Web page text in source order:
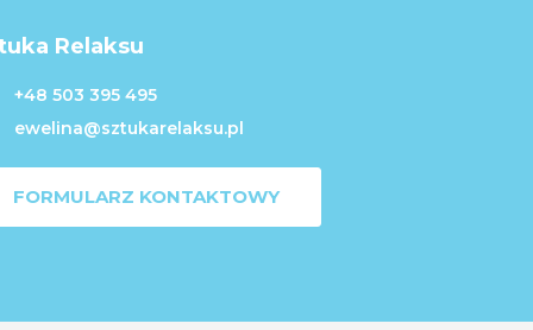
Relaksu
+48 503 395 495
ewelina@sztukarelaksu.pl
FORMULARZ KONTAKTOWY